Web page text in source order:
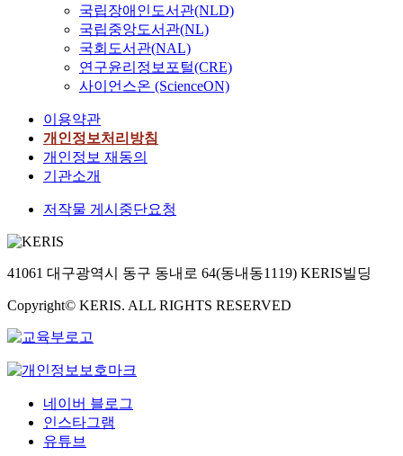
국립장애인도서관(NLD)
국립중앙도서관(NL)
국회도서관(NAL)
연구윤리정보포털(CRE)
사이언스온 (ScienceON)
이용약관
개인정보처리방침
개인정보 재동의
기관소개
저작물 게시중단요청
41061 대구광역시 동구 동내로 64(동내동1119) KERIS빌딩
Copyright© KERIS. ALL RIGHTS RESERVED
네이버 블로그
인스타그램
유튜브